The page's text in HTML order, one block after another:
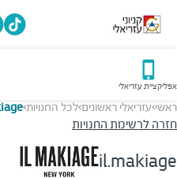
אפליקציית עזריאלי
ראשי>עזריאלי ראשונים>לכל החנויות>
חזרה לרשימת החנויות
il.makiage